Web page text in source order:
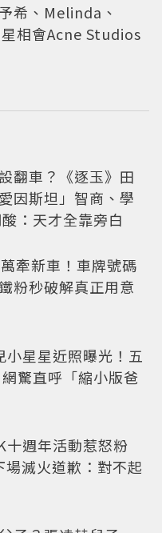
希、Melinda、
相會Acne Studios
翻車？《逐玉》田
因斯坦」智商、學
：天才全靠旁白
牽新車！車牌號碼
粉秒破解真正用意
小星星近照曝光！五
驚直呼「縮小版爸
十週年活動惹怒粉
滅火道歉：對不起